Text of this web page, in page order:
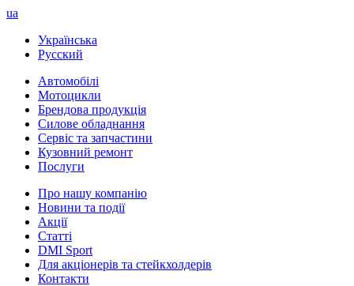
ua
Українська
Русский
Автомобілі
Мотоцикли
Брендова продукція
Силове обладнання
Сервіс та запчастини
Кузовний ремонт
Послуги
Про нашу компанію
Новини та події
Акції
Статті
DMI Sport
Для акціонерів та стейкхолдерів
Контакти